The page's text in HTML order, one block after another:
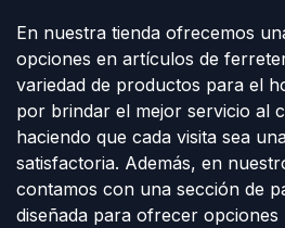
En nuestra tienda ofrecemos
opciones en artículos de
variedad de productos para el
por brindar el mejor servicio al
haciendo que cada visita sea
satisfactoria. Además, en
contamos con una sección de
diseñada para ofrecer opciones